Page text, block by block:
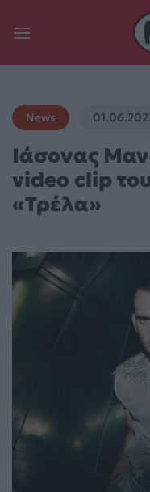
News
Ιάσονας
video clip
«Τρέλα»